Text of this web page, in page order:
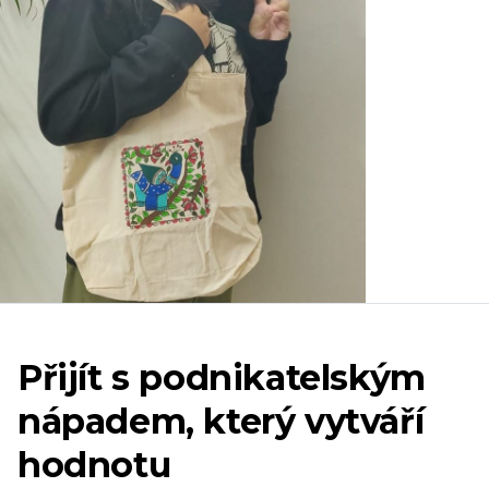
Přijít s podnikatelským
nápadem, který vytváří
hodnotu